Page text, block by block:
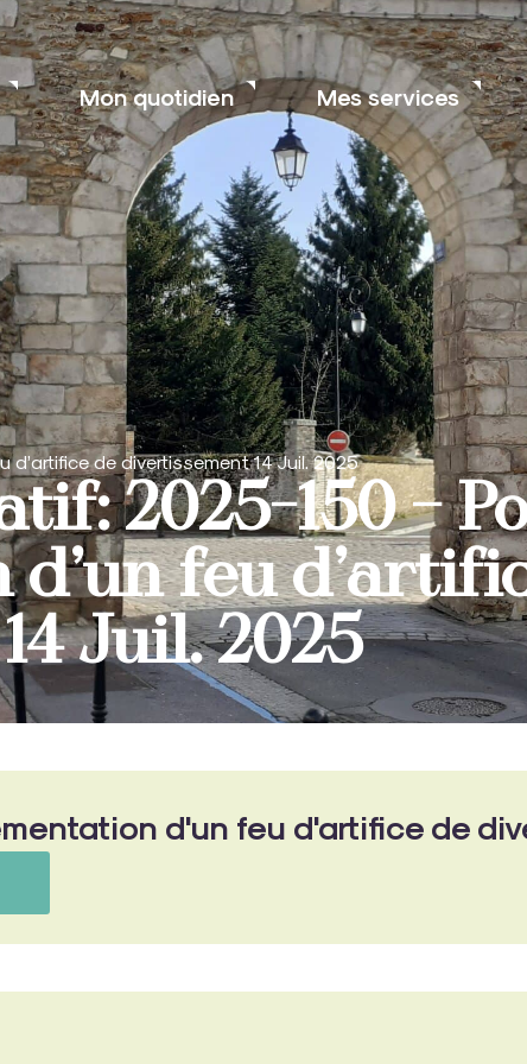
Mon quotidien Mes services
de divertissement 14 Juil. 2025
2025-150 –
feu
Juil. 2025
d'un feu d'artifice de